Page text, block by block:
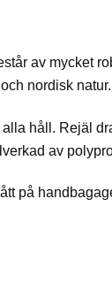
av mycket
nordisk natur.
håll. Rejäl
av
på